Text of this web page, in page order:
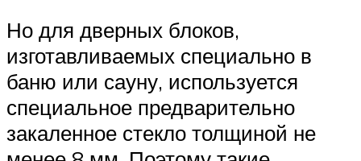
Но для дверных блоков,
изготавливаемых специально в
баню или сауну, используется
специальное предварительно
закаленное стекло толщиной не